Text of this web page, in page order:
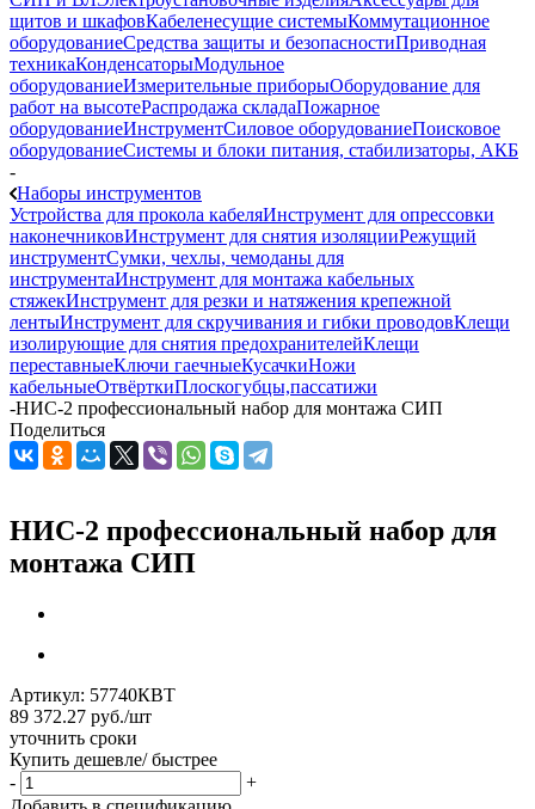
щитов и шкафовКабеленесущие системыКоммутационное
оборудованиеСредства защиты и безопасностиПриводная
техникаКонденсаторыМодульное
оборудованиеИзмерительные приборыОборудование для
работ на высотеРаспродажа складаПожарное
оборудованиеИнструментСиловое оборудованиеПоисковое
оборудованиеСистемы и блоки питания, стабилизаторы, АКБ
-
Наборы инструментов
Устройства для прокола кабеляИнструмент для опрессовки
наконечниковИнструмент для снятия изоляцииРежущий
инструментСумки, чехлы, чемоданы для
инструментаИнструмент для монтажа кабельных
стяжекИнструмент для резки и натяжения крепежной
лентыИнструмент для скручивания и гибки проводовКлещи
изолирующие для снятия предохранителейКлещи
переставныеКлючи гаечныеКусачкиНожи
кабельныеОтвёрткиПлоскогубцы,пассатижи
-НИС-2 профессиональный набор для монтажа СИП
Поделиться
НИС-2 профессиональный набор для
монтажа СИП
Артикул: 57740КВТ
89 372.27 руб./шт
уточнить сроки
Купить дешевле/ быстрее
-
+